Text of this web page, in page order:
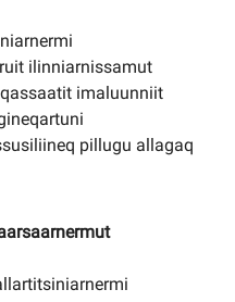
ilinniarnissamut
imaluunniit
pillugu allagaq